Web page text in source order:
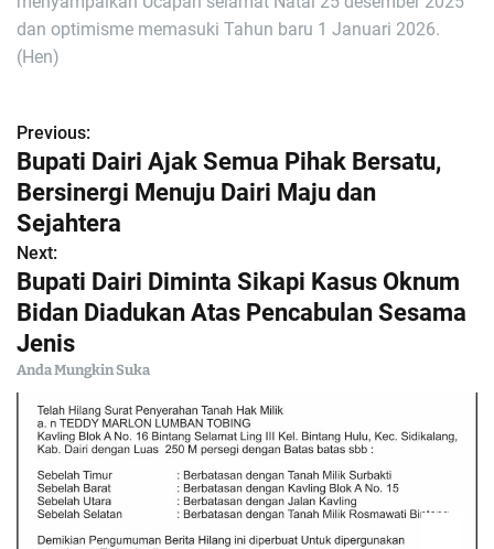
dan optimisme memasuki Tahun baru 1 Januari 2026.
(Hen)
N
a
v
i
g
a
Previous:
Bupati Dairi Ajak Semua Pihak Bersatu,
Bersinergi Menuju Dairi Maju dan
Sejahtera
Next:
Bupati Dairi Diminta Sikapi Kasus Oknum
Bidan Diadukan Atas Pencabulan Sesama
Jenis
Anda Mungkin Suka